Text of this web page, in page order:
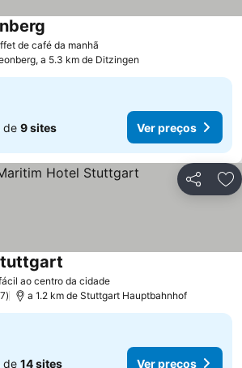
de café da manhã
a 5.3 km de Ditzingen
de 9 sites Ver preços
Partilhar
ao centro da cidadeVer preços
a 1.2 km de Stuttgart Hauptbahnhof
de 14 sites Ver preços